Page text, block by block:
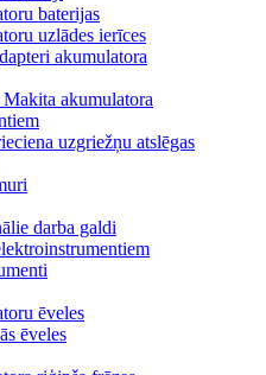
baterijas
uzlādes ierīces
akumulatora
akumulatora
uzgriežņu atslēgas
darba galdi
ēveles
ēveles